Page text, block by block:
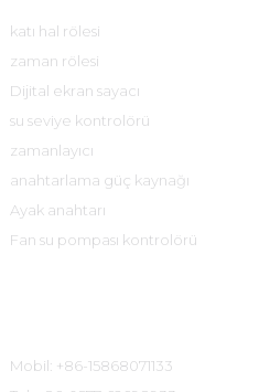
katı hal rölesi
zaman rölesi
Dijital ekran sayacı
su seviye kontrolörü
zamanlayıcı
anahtarlama güç kaynağı
Ayak anahtarı
Fan su pompası kontrolörü
Mobil: +86-15868071133